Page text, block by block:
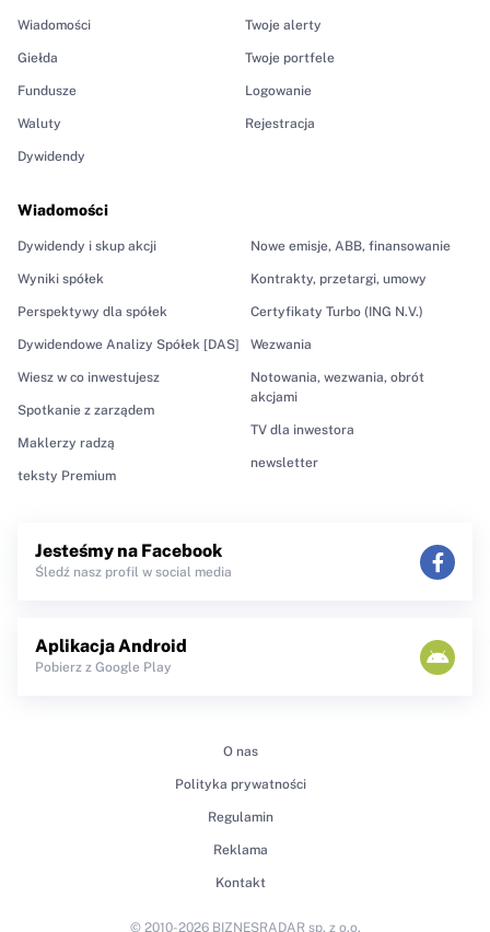
Wiadomości
Giełda
Fundusze
Waluty
Dywidendy
Wiadomości
Dywidendy i skup akcji
Wyniki spółek
Perspektywy dla spółek
Dywidendowe Analizy Spółek [DAS]
Wiesz w co inwestujesz
Spotkanie z zarządem
Maklerzy radzą
teksty Premium
Nowe emisje, ABB, finansowanie
Kontrakty, przetargi, umowy
Certyfikaty Turbo (ING N.V.)
Wezwania
Notowania, wezwania, obrót
akcjami
TV dla inwestora
newsletter
Twoje alerty
Twoje portfele
Logowanie
Rejestracja
Jesteśmy na Facebook
Śledź nasz profil w social media
Aplikacja Android
Pobierz z Google Play
O nas
Polityka prywatności
Regulamin
Reklama
Kontakt
© 2010-2026 BIZNESRADAR sp. z o.o.